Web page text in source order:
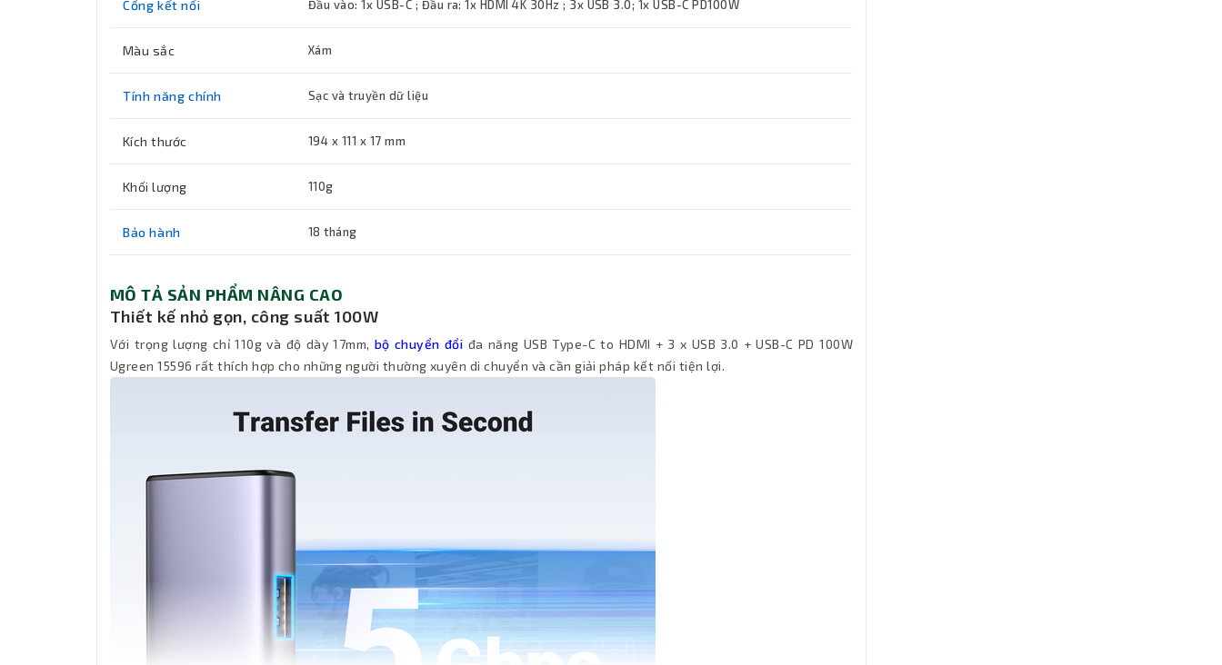
Cổng kết nối Đầu vào: 1x USB-C ; Đầu ra: 1x HDMI 4K 30Hz ; 3x USB 3.0; 1x USB-C PD100W
Màu sắc Xám
Tính năng chính Sạc và truyền dữ liệu
Kích thước 194 x 111 x 17 mm
Khối lượng 110g
Bảo hành 18 tháng
MÔ TẢ SẢN PHẨM NÂNG CAO
Thiết kế nhỏ gọn, công suất 100W
Với trọng lượng chỉ 110g và độ dày 17mm, bộ chuyển đổi đa năng USB Type-C to HDMI + 3 x USB 3.0 + USB-C PD 100W
Ugreen 15596 rất thích hợp cho những người thường xuyên di chuyển và cần giải pháp kết nối tiện lợi.